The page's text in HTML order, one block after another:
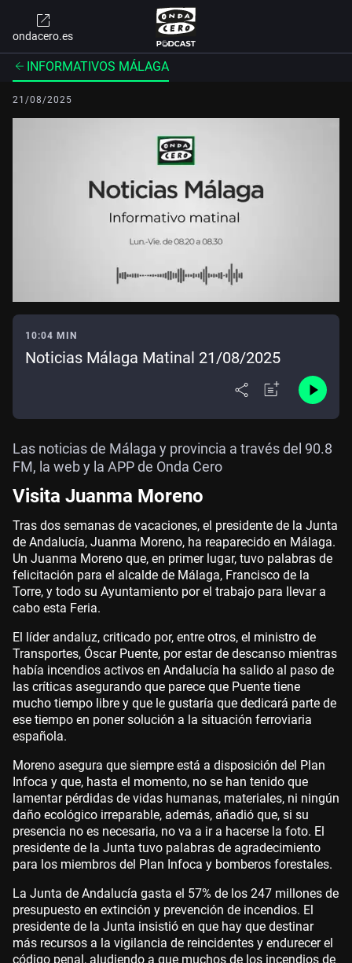
ondacero.es
INFORMATIVOS MÁLAGA
21/08/2025
10:04 MIN
Noticias Málaga Matinal 21/08/2025
Las noticias de Málaga y provincia a través del 90.8
FM, la web y la APP de Onda Cero
Visita Juanma Moreno
Tras dos semanas de vacaciones, el presidente de la Junta
de Andalucía, Juanma Moreno, ha reaparecido en Málaga.
Un Juanma Moreno que, en primer lugar, tuvo palabras de
felicitación para el alcalde de Málaga, Francisco de la
Torre, y todo su Ayuntamiento por el trabajo para llevar a
cabo esta Feria.
El líder andaluz, criticado por, entre otros, el ministro de
Transportes, Óscar Puente, por estar de descanso mientras
había incendios activos en Andalucía ha salido al paso de
las críticas asegurando que parece que Puente tiene
mucho tiempo libre y que le gustaría que dedicará parte de
ese tiempo en poner solución a la situación ferroviaria
española.
Moreno asegura que siempre está a disposición del Plan
Infoca y que, hasta el momento, no se han tenido que
lamentar pérdidas de vidas humanas, materiales, ni ningún
daño ecológico irreparable, además, añadió que, si su
presencia no es necesaria, no va a ir a hacerse la foto. El
presidente de la Junta tuvo palabras de agradecimiento
para los miembros del Plan Infoca y bomberos forestales.
La Junta de Andalucía gasta el 57% de los 247 millones de
presupuesto en extinción y prevención de incendios. El
presidente de la Junta insistió en que hay que destinar
más recursos a la vigilancia de reincidentes y endurecer el
código penal, aludiendo a que muchos de los incendios de